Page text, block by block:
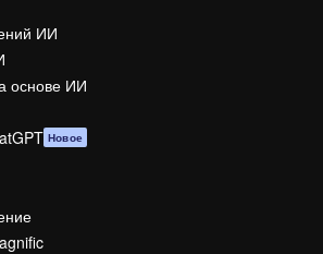
ИИ
основе ИИ
Новое